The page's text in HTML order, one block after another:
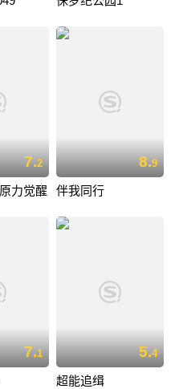
7.2
力觉醒
8.9
伴我同行
7.1 5.4
超能追缉